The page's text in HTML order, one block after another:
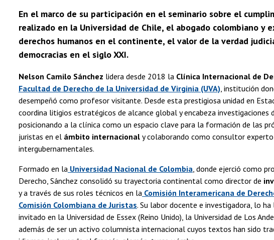
En el marco de su participación en el seminario sobre el
realizado en la Universidad de Chile, el abogado colombiano
derechos humanos en el continente, el valor de la verdad
democracias en el siglo XXI.
Nelson Camilo Sánchez lidera desde 2018 la Clínica Internacional de
Facultad de Derecho de la Universidad de Virginia (UVA) , institución
desempeñó como profesor visitante. Desde esta prestigiosa unidad en
coordina litigios estratégicos de alcance global y encabeza investigaciones
posicionando a la clínica como un espacio clave para la formación de las
juristas en el ámbito internacional y colaborando como consultor
intergubernamentales.
Formado en la Universidad Nacional de Colombia , donde ejerció como
Derecho, Sánchez consolidó su trayectoria continental como director de
y a través de sus roles técnicos en la Comisión Interamericana de
Comisión Colombiana de Juristas. Su labor docente e investigadora, lo
invitado en la Universidad de Essex (Reino Unido), la Universidad de Los
además de ser un activo columnista internacional cuyos textos han sido